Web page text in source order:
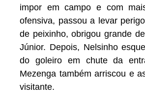
impor em campo e com
ofensiva, passou a levar
de peixinho, obrigou grande
Júnior. Depois, Nelsinho
do goleiro em chute da
Mezenga também arriscou e
visitante.